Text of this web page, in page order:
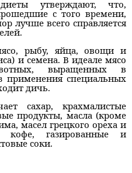
утверждают, что,
с того времени,
лучше всего справляется
рыбу, яйца, овощи и
и семена. В идеале мясо
выращенных в
применения специальных
дичь.
сахар, крахмалистые
продукты, масла (кроме
масел грецкого ореха и
кофе, газированные и
соки.